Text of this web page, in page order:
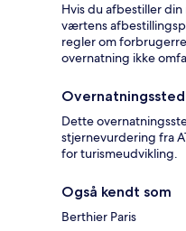
Hvis du afbestiller
værtens
regler om
overnatning ikke
Dette
stjernevurdering fra
for turismeudvikling.
Også kendt som
Berthier Paris